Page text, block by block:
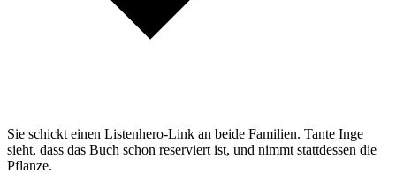
Sie schickt einen Listenhero-Link an beide Familien. Tante Inge
sieht, dass das Buch schon reserviert ist, und nimmt stattdessen die
Pflanze.